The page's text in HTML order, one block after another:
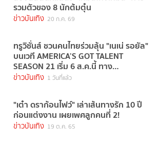
รวมตัวของ 8 นักต้มตุ๋น
ข่าวบันเทิง 20 ก.ค. 69
ทรูวิชั่นส์ ชวนคนไทยร่วมลุ้น "เนเน่ รอยัล"
บนเวที AMERICA’S GOT TALENT
SEASON 21 เริ่ม 6 ส.ค.นี้ ทาง
TrueVisions NOW
ข่าวบันเทิง 1 วันที่แล้ว
"เต๋า ดราก้อนไฟว์" เล่าเส้นทางรัก 10 ปี
ก่อนแต่งงาน เผยเพศลูกคนที่ 2!
ข่าวบันเทิง 19 ต.ค. 65